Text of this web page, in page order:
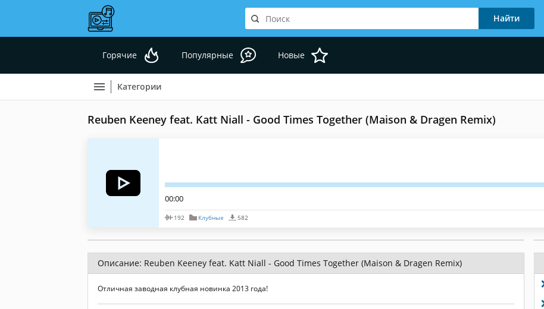
Горячие Популярные Новые
Категории
Reuben Keeney feat. Katt Niall - Good Times Together (Maison & Dragen Remix)
00:00
192 Клубные 582
Описание: Reuben Keeney feat. Katt Niall - Good Times Together (Maison & Dragen Remix)
Отличная заводная клубная новинка 2013 года!